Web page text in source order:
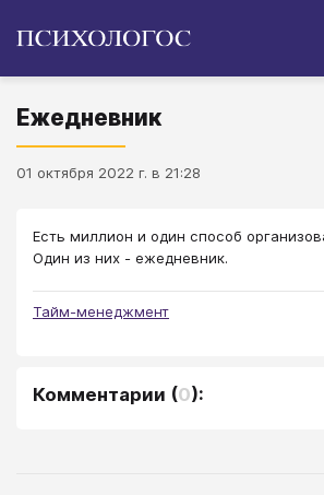
Ежедневник
01 октября 2022 г. в 21:28
Есть миллион и один способ
Один из них - ежедневник.
Тайм-менеджмент
Комментарии (0):